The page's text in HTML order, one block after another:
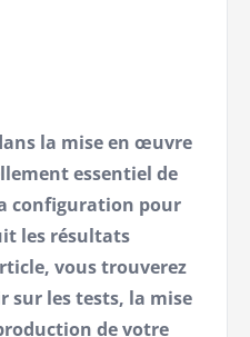
la mise en œuvre
essentiel de
configuration pour
les résultats
vous trouverez
sur les tests, la mise
de votre